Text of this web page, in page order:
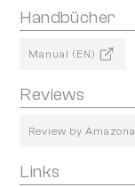
Handbücher
Manual (EN)
Reviews
Review by
Links